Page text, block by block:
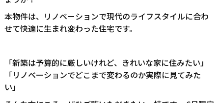
本物件は、リノベーションで現代のライフスタイルに合わ
せて快適に生まれ変わった住宅です。
「新築は予算的に厳しいけれど、きれいな家に住みたい」
「リノベーションでどこまで変わるのか実際に見てみた
い」